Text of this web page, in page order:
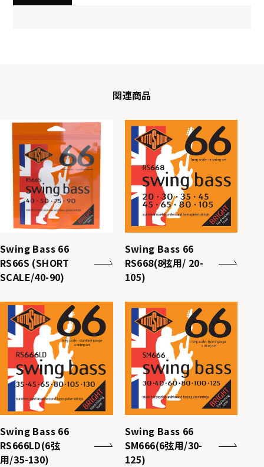
関連商品
Swing Bass 66
RS66S (SHORT
SCALE/40-90)
Swing Bass 66
RS668(8弦用/ 20-
105)
Swing Bass 66
RS666LD(6弦
用/35-130)
Swing Bass 66
SM666(6弦用/30-
125)